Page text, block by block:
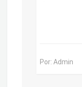
Por: Admin